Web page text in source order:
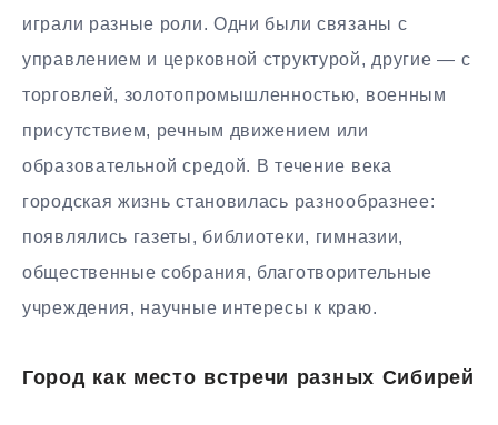
играли разные роли. Одни были связаны с
управлением и церковной структурой, другие — с
торговлей, золотопромышленностью, военным
присутствием, речным движением или
образовательной средой. В течение века
городская жизнь становилась разнообразнее:
появлялись газеты, библиотеки, гимназии,
общественные собрания, благотворительные
учреждения, научные интересы к краю.
Город как место встречи разных Сибирей